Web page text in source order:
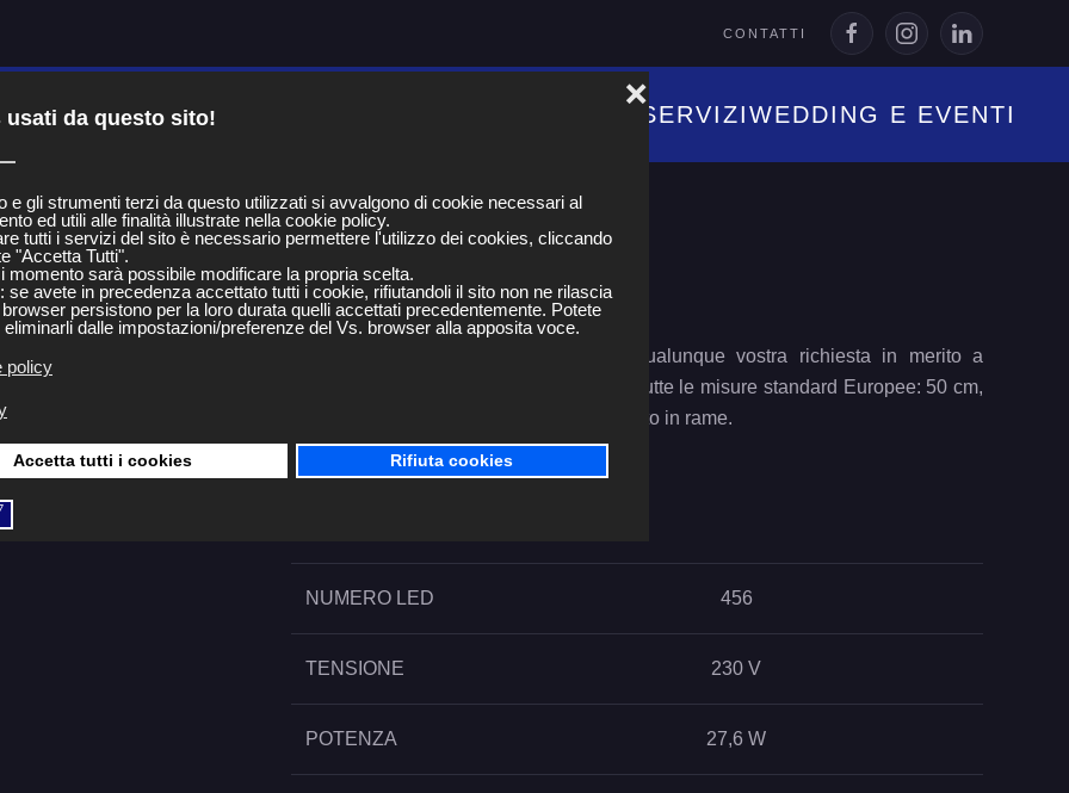
usati da questo sito!
e gli strumenti terzi da questo utilizzati si avvalgono di cookie necessari al
ed utili alle finalità illustrate nella cookie policy.
tutti i servizi del sito è necessario permettere l'utilizzo dei cookies, cliccando
"Accetta Tutti".
momento sarà possibile modificare la propria scelta.
se avete in precedenza accettato tutti i cookie, rifiutandoli il sito non ne rilascia
persistono per la loro durata quelli accettati precedentemente. Potete
dalle impostazioni/preferenze del Vs. browser alla apposita voce.
policy
Accetta tutti i cookies Rifiuta cookies
❌
CONTATTI
SERVIZIWEDDING E EVENTI
ICE LIGHT
La nostra azienda può rispondere a qualunque vostra richiesta in merito a
dimensioni e quantitativi. Disponiamo di tutte le misure standard Europee: 50 cm,
1m, 1,50 m di led in gomma pura e condotto in rame.
NUMERO LED 456
TENSIONE 230 V
POTENZA 27,6 W